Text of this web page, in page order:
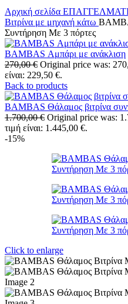
Αρχική σελίδα
Βιτρίνα με μηχανή κάτω
Συντήρηση Με 3 πόρτες
BAMBAS Αμπάρι με ανάκλιση
270,00€ Original price was:
είναι: 229,50 €.
Back to products
BAMBAS Θάλαμος βιτρίνα
1.700,00€ Original price was:
τιμή είναι: 1.445,00 €.
-15%
Click to enlarge